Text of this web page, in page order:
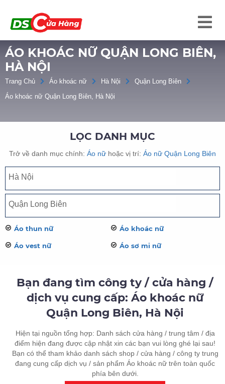
ÁO KHOÁC NỮ QUẬN LONG BIÊN,
HÀ NỘI
Trang Chủ Áo khoác nữ Hà Nội
Quận Long Biên
Áo khoác nữ Quận Long Biên, Hà Nội
LỌC DANH MỤC
Trở về danh mục chính: Áo nữ hoặc vị trí: Áo nữ Quận Long Biên
Áo thun nữ Áo khoác nữ
Áo vest nữ Áo sơ mi nữ
Bạn đang tìm công ty / cửa hàng /
dịch vụ cung cấp: Áo khoác nữ
Quận Long Biên, Hà Nội
Hiện tại nguồn tổng hợp: Danh sách cửa hàng / trung tâm / địa
điểm hiện đang được cập nhật xin các bạn vui lòng ghé lại sau!
Bạn có thể tham khảo danh sách shop / cửa hàng / công ty trung
đang cung cấp dịch vụ / sản phẩm Áo khoác nữ trên toàn quốc
phía bên dưới.